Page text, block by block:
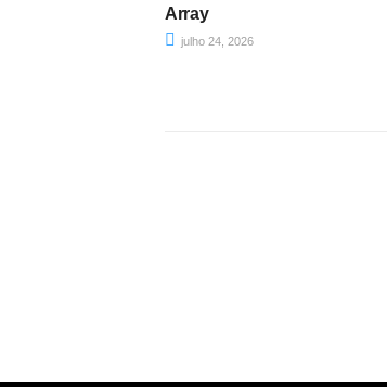
Array
julho 24, 2026